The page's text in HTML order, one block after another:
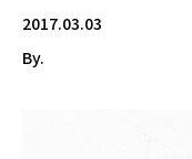
2017.03.03
By.